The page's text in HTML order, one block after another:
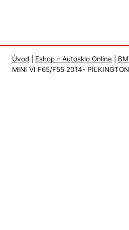
Úvod Eshop – Autosklo Online
MINI VI F65/F55 2014- PILKINGTON